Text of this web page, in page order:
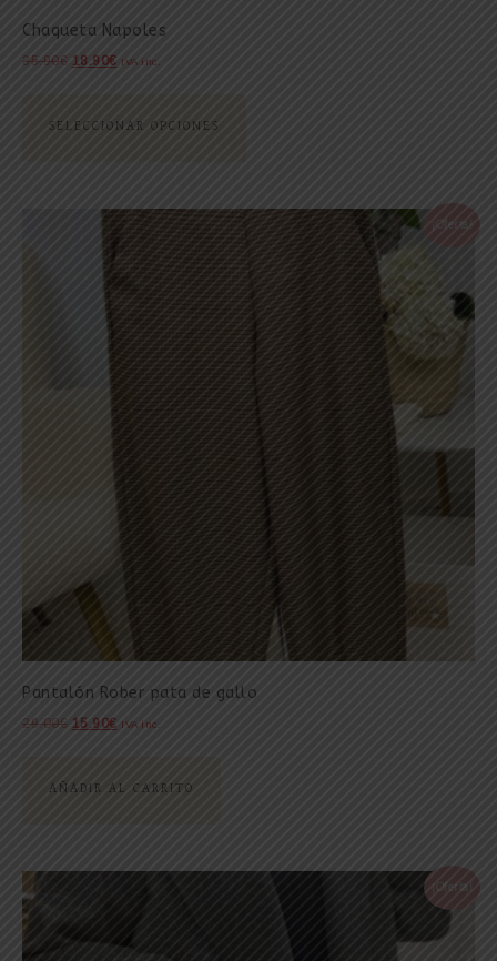
Chaqueta Napoles
35.90 € 18.90€ IVA inc.
SELECCIONAR OPCIONES
¡Oferta!
Pantalón Rober pata de gallo
29.00€ 15.90€ IVA inc.
AÑADIR AL CARRITO
¡Oferta!